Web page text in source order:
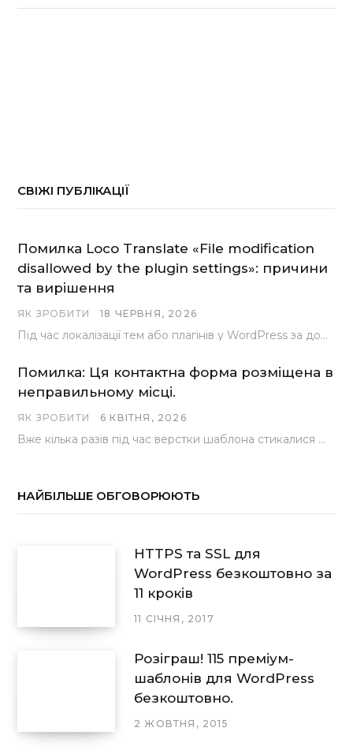
СВІЖІ ПУБЛІКАЦІЇ
Помилка Loco Translate «File modification
disallowed by the plugin settings»: причини
та вирішення
ЯК ЗРОБИТИ 18 ЧЕРВНЯ, 2026
Під час локалізації тем або плагінів у WordPress за допомогою популярного інструменту Loco Translate розробники…
Помилка: Ця контактна форма розміщена в
неправильному місці.
ЯК ЗРОБИТИ 6 КВІТНЯ, 2026
Вже кілька разів під час верстки шаблона стикалися з проблемою, коли замість контактної форми, згенерованої…
НАЙБІЛЬШЕ ОБГОВОРЮЮТЬ
HTTPS та SSL для
WordPress безкоштовно за
11 кроків
11 СІЧНЯ, 2017
Розіграш! 115 преміум-
шаблонів для WordPress
безкоштовно.
2 ЖОВТНЯ, 2015